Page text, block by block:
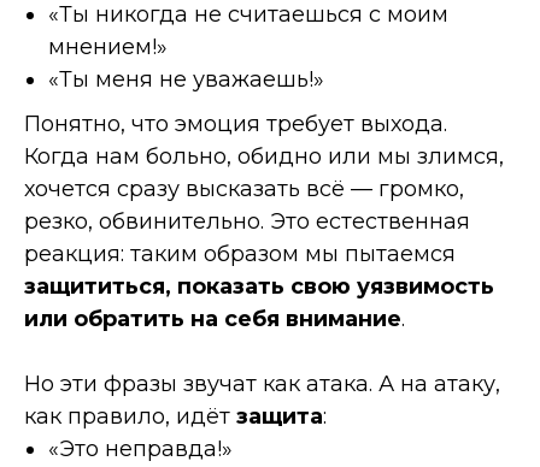
«Ты никогда не считаешься с моим
мнением!»
«Ты меня не уважаешь!»
Понятно, что эмоция требует выхода.
Когда нам больно, обидно или мы злимся,
хочется сразу высказать всё — громко,
резко, обвинительно. Это естественная
реакция: таким образом мы пытаемся
защититься, показать свою уязвимость
или обратить на себя внимание.
Но эти фразы звучат как атака. А на атаку,
как правило, идёт защита:
«Это неправда!»